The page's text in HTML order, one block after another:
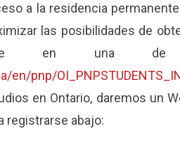
a la residencia
las posibilidades de
en una de
pnp/
en Ontario, daremos un
registrarse abajo: